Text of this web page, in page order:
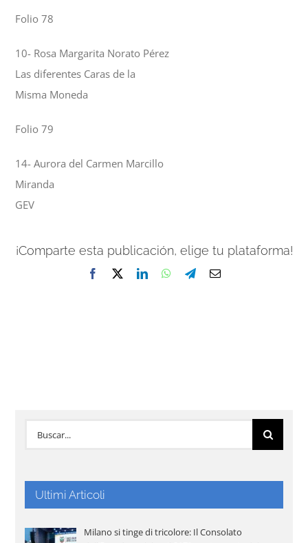
Folio 78
10- Rosa Margarita Norato Pérez
Las diferentes Caras de la
Misma Moneda
Folio 79
14- Aurora del Carmen Marcillo
Miranda
GEV
¡Comparte esta publicación, elige tu plataforma!
Facebook LinkedInWhatsApp
TelegramCorreo
Buscar:
Ultimi Articoli
Milano si tinge di tricolore: Il Consolato